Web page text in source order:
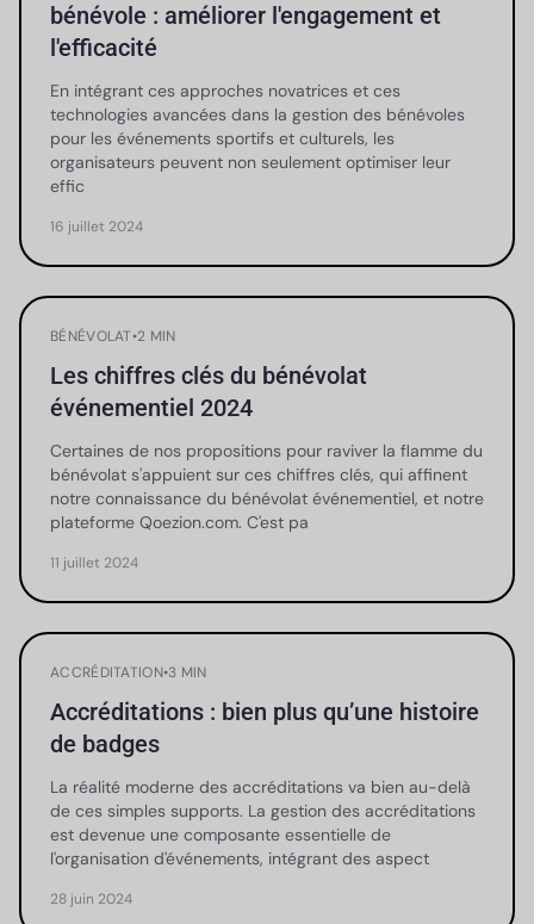
bénévole : améliorer l'engagement et
l'efficacité
En intégrant ces approches novatrices et ces
technologies avancées dans la gestion des bénévoles
pour les événements sportifs et culturels, les
organisateurs peuvent non seulement optimiser leur
effic
16 juillet 2024
BÉNÉVOLAT•2 MIN
Les chiffres clés du bénévolat
événementiel 2024
Certaines de nos propositions pour raviver la flamme du
bénévolat s'appuient sur ces chiffres clés, qui affinent
notre connaissance du bénévolat événementiel, et notre
plateforme Qoezion.com. C'est pa
11 juillet 2024
ACCRÉDITATION•3 MIN
Accréditations : bien plus qu’une histoire
de badges
La réalité moderne des accréditations va bien au-delà
de ces simples supports. La gestion des accréditations
est devenue une composante essentielle de
l'organisation d'événements, intégrant des aspect
28 juin 2024